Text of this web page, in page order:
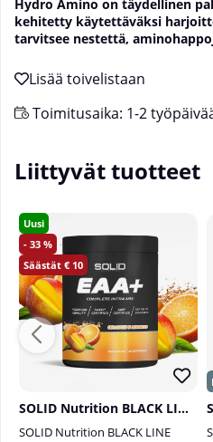
Hydro Amino on täydellinen
kehitetty käytettäväksi
tarvitsee nestettä,
Toimitusaika: 1-2
Liittyvät tuotteet
Uusi
33
10
SOLID Nutrition BLACK LINE EAA+, 440 g
SOLID Nutrition BLACK LINE